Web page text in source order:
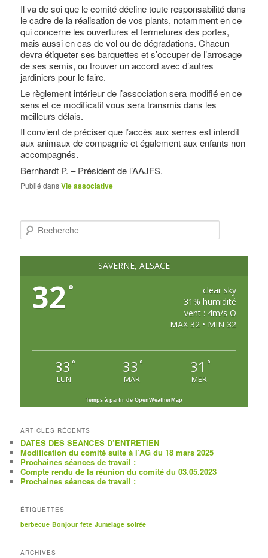
Il va de soi que le comité décline toute responsabilité dans
le cadre de la réalisation de vos plants, notamment en ce
qui concerne les ouvertures et fermetures des portes,
mais aussi en cas de vol ou de dégradations. Chacun
devra étiqueter ses barquettes et s’occuper de l’arrosage
de ses semis, ou trouver un accord avec d’autres
jardiniers pour le faire.
Le règlement intérieur de l’association sera modifié en ce
sens et ce modificatif vous sera transmis dans les
meilleurs délais.
Il convient de préciser que l’accès aux serres est interdit
aux animaux de compagnie et également aux enfants non
accompagnés.
Bernhardt P. – Président de l’AAJFS.
Publié dansVie associative
c
SAVERNE, ALSACE
32 °
clear sky
31% humidité
vent : 4m/s O
MAX 32 • MIN 32
33 °
LUN
33 °
MAR
31 °
MER
Temps à partir de OpenWeatherMap
ARTICLES RÉCENTS
DATES DES SEANCES D’ENTRETIEN
Modification du comité suite à l’AG du 18 mars 2025
Prochaines séances de travail :
Compte rendu de la réunion du comité du 03.05.2023
Prochaines séances de travail :
ÉTIQUETTES
berbecue Bonjour fete Jumelage soirée
ARCHIVES